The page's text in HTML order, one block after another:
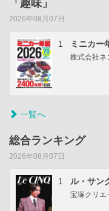
「趣味」
2026年08月07日
1 ミニカー
株式会社ネ
一覧へ
総合ランキング
2026年08月07日
1 ル・サン
宝塚クリエ